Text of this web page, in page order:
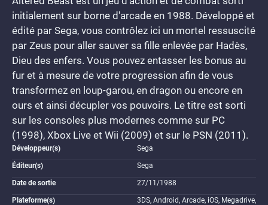
initialement sur borne d'arcade en 1988. Développé et
édité par Sega, vous contrôlez ici un mortel ressuscité
par Zeus pour aller sauver sa fille enlevée par Hadès,
Dieu des enfers. Vous pouvez entasser les bonus au
fur et à mesure de votre progression afin de vous
transformez en loup-garou, en dragon ou encore en
ours et ainsi décupler vos pouvoirs. Le titre est sorti
sur les consoles plus modernes comme sur PC
(1998), Xbox Live et Wii (2009) et sur le PSN (2011).
Développeur(s) Sega
Éditeur(s) Sega
Date de sortie 27/11/1988
Plateforme(s)
3DS, Android, Arcade, iOS, Megadrive,